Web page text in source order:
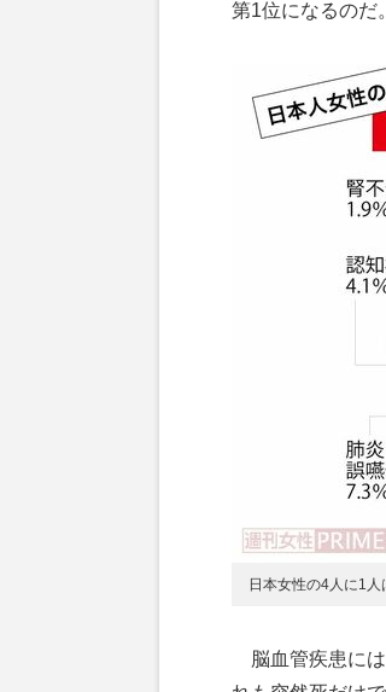
第1位になるのだ。
日本女性の4人に1
脳血管疾患には